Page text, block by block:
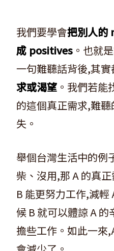
我們要學會把別人的
成 positives。也就
一句難聽話背後,其
求或渴望。我們若能
的這個真正需求,難
失。
舉個台灣生活中的例
柴、沒用,那 A 的真
B 能更努力工作,減輕
候 B 就可以體諒 A 的
擔些工作。如此一來